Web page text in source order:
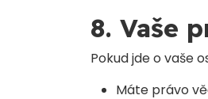
8. Vaše
Pokud jde o vaše
Máte právo